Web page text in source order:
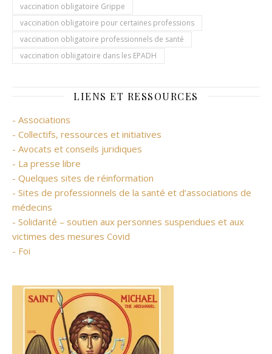
vaccination obligatoire Grippe
vaccination obligatoire pour certaines professions
vaccination obligatoire professionnels de santé
vaccination obliigatoire dans les EPADH
LIENS ET RESSOURCES
- Associations
- Collectifs, ressources et initiatives
- Avocats et conseils juridiques
- La presse libre
- Quelques sites de réinformation
- Sites de professionnels de la santé et d’associations de
médecins
- Solidarité – soutien aux personnes suspendues et aux
victimes des mesures Covid
- Foi